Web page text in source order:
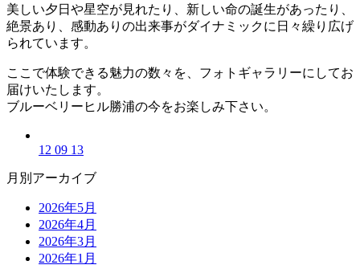
美しい夕日や星空が見れたり、新しい命の誕生があったり、
絶景あり、感動ありの出来事がダイナミックに日々繰り広げ
られています。
ここで体験できる魅力の数々を、フォトギャラリーにしてお
届けいたします。
ブルーベリーヒル勝浦の今をお楽しみ下さい。
12 09 13
月別アーカイブ
2026年5月
2026年4月
2026年3月
2026年1月